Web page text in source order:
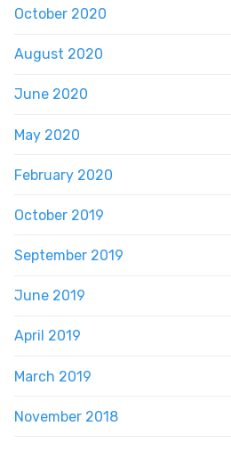
October 2020
August 2020
June 2020
May 2020
February 2020
October 2019
September 2019
June 2019
April 2019
March 2019
November 2018